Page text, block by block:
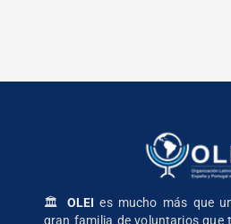
🏛️ OLEI es mucho más que
gran familia de voluntarios que